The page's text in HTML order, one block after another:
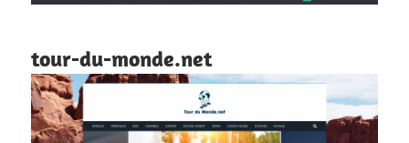
tour-du-monde.net